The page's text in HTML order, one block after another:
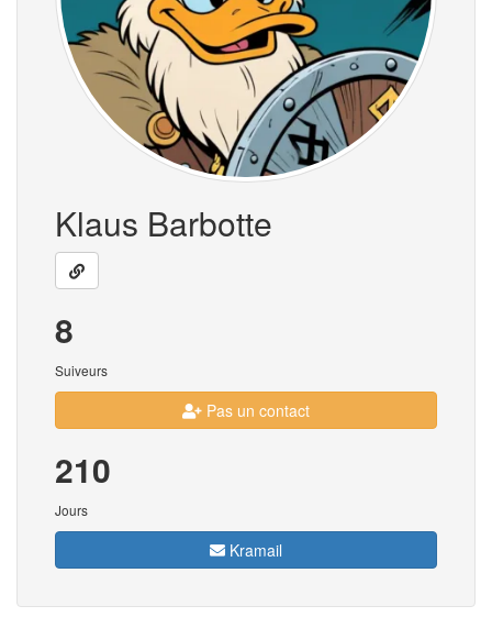
Klaus Barbotte
8
Suiveurs
Pas un contact
210
Jours
Kramail